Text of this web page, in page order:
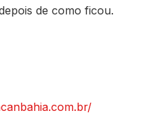
de como ficou.